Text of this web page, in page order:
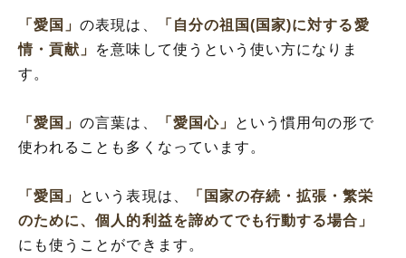
「愛国」の表現は、
「自分の祖国(国家)に対する愛
情・貢献」 を意味して使うという使い方になりま
す。
「愛国」の言葉は、 「愛国心」
という慣用句の形で
使われることも多くなっています。
「愛国」 という表現は、
「国家の存続・拡張・繁栄
のために、個人的利益を諦めてでも行動する場合」
にも使うことができます。